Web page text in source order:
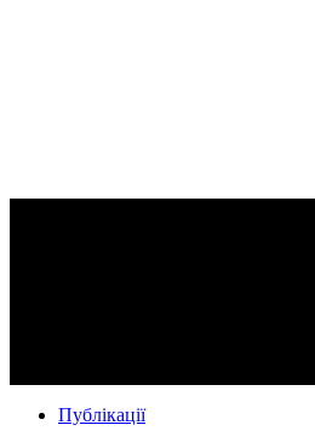
Публікації